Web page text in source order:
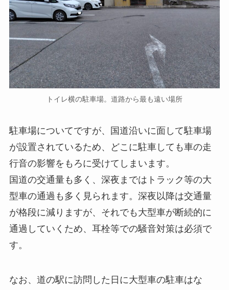
トイレ横の駐車場。道路から最も遠い場所
駐車場についてですが、国道沿いに面して駐車場
が設置されているため、どこに駐車しても車の走
行音の影響をもろに受けてしまいます。
国道の交通量も多く、深夜まではトラック等の大
型車の通過も多く見られます。深夜以降は交通量
が格段に減りますが、それでも大型車が断続的に
通過していくため、耳栓等での騒音対策は必須で
す。
なお、道の駅に訪問した日に大型車の駐車はな